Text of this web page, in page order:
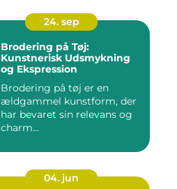
24. sep
Brodering på Tøj:
Kunstnerisk Udsmykning
og Ekspression
Brodering på tøj er en
ældgammel kunstform, der
har bevaret sin relevans og
charm...
04. jun